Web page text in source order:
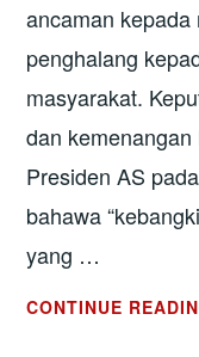
ancaman
penghalang
masyarakat.
dan
Presiden AS
bahawa
yang …
CONTINUE